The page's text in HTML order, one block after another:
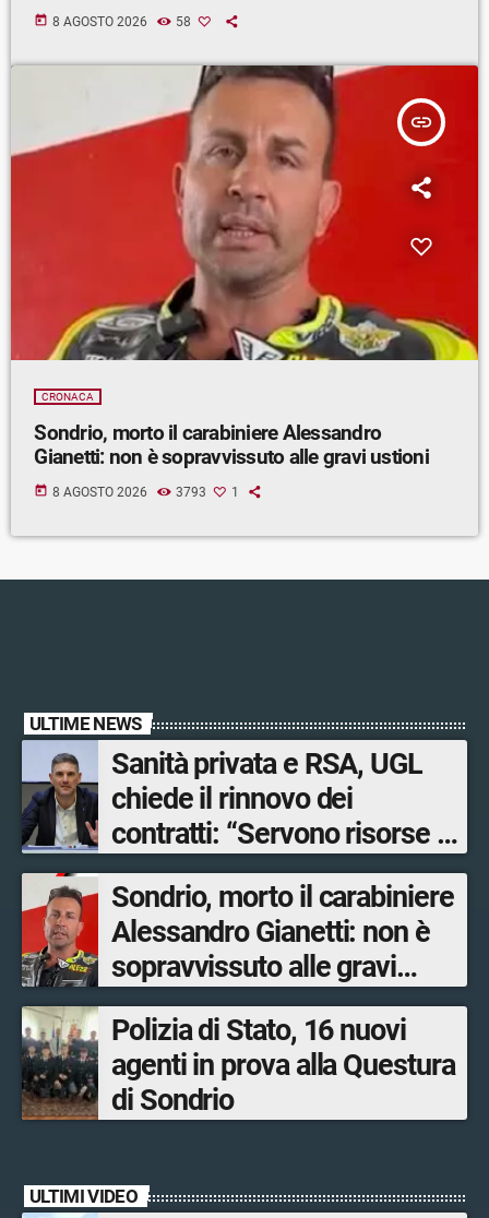
today 8 AGOSTO 2026 58
insert_link
CRONACA
Sondrio, morto il carabiniere Alessandro
Gianetti: non è sopravvissuto alle gravi ustioni
today 8 AGOSTO 2026 3793 1
ULTIME NEWS
Sanità privata e RSA, UGL
chiede il rinnovo dei
contratti: “Servono risorse e
salari adeguati”
Sondrio, morto il carabiniere
Alessandro Gianetti: non è
sopravvissuto alle gravi
ustioni
Polizia di Stato, 16 nuovi
agenti in prova alla Questura
di Sondrio
ULTIMI VIDEO